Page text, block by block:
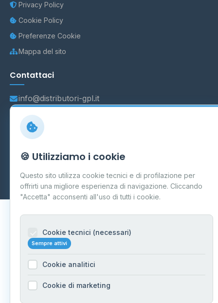
Privacy Policy
Cookie Policy
Preferenze Cookie
Mappa del sito
Contattaci
info@distributori-gpl.it
Carpi P.IVA 03859300364
Dati forniti daMinistero delle Imprese e del Made in Italy
Aggiornamento quotidiano
🍪 Utilizziamo i cookie
Questo sito utilizza cookie tecnici e di profilazione per
offrirti una migliore esperienza di navigazione. Cliccando
"Accetta" acconsenti all'uso di tutti i cookie.
Cookie tecnici (necessari)
Sempre attivi
Cookie analitici
Cookie di marketing